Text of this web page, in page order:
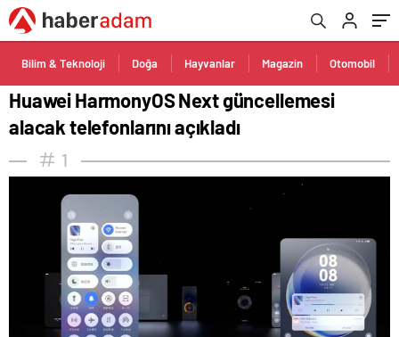
Bilim & Teknoloji Doğa Hayvanlar Magazin Otomobil
Huawei HarmonyOS Next güncellemesi
alacak telefonlarını açıkladı
1